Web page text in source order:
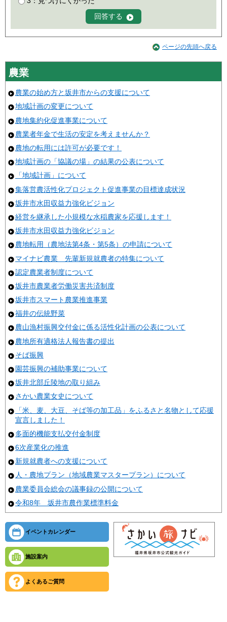
ページの先頭へ戻る
農業
農業の始め方と坂井市からの支援について
地域計画の変更について
農地集約化促進事業について
農業者年金で生活の安定を考えませんか？
農地の転用には許可が必要です！
地域計画の「協議の場」の結果の公表について
「地域計画」について
集落営農活性化プロジェクト促進事業の目標達成状況
坂井市水田収益力強化ビジョン
経営を継承した小規模な水稲農家を応援します！
坂井市水田収益力強化ビジョン
農地転用（農地法第4条・第5条）の申請について
マイナビ農業 先輩新規就農者の特集について
認定農業者制度について
坂井市農業者労働災害共済制度
坂井市スマート農業推進事業
福井の伝統野菜
農山漁村振興交付金に係る活性化計画の公表について
農地所有適格法人報告書の提出
そば振興
園芸振興の補助事業について
坂井北部丘陵地の取り組み
さかい農業女史について
「米、麦、大豆、そば等の加工品」をふるさと名物として応援
宣言しました！
多面的機能支払交付金制度
6次産業化の推進
新規就農者への支援について
人・農地プラン（地域農業マスタープラン）について
農業委員会総会の議事録の公開について
令和8年 坂井市農作業標準料金
イベントカレンダー
施設案内
よくあるご質問